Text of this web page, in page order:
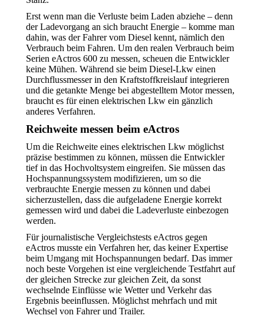
Erst wenn man die Verluste beim Laden abziehe – denn
der Ladevorgang an sich braucht Energie – komme man
dahin, was der Fahrer vom Diesel kennt, nämlich den
Verbrauch beim Fahren. Um den realen Verbrauch beim
Serien eActros 600 zu messen, scheuen die Entwickler
keine Mühen. Während sie beim Diesel-Lkw einen
Durchflussmesser in den Kraftstoffkreislauf integrieren
und die getankte Menge bei abgestelltem Motor messen,
braucht es für einen elektrischen Lkw ein gänzlich
anderes Verfahren.
Reichweite messen beim eActros
Um die Reichweite eines elektrischen Lkw möglichst
präzise bestimmen zu können, müssen die Entwickler
tief in das Hochvoltsystem eingreifen. Sie müssen das
Hochspannungssystem modifizieren, um so die
verbrauchte Energie messen zu können und dabei
sicherzustellen, dass die aufgeladene Energie korrekt
gemessen wird und dabei die Ladeverluste einbezogen
werden.
Für journalistische Vergleichstests eActros gegen
eActros musste ein Verfahren her, das keiner Expertise
beim Umgang mit Hochspannungen bedarf. Das immer
noch beste Vorgehen ist eine vergleichende Testfahrt auf
der gleichen Strecke zur gleichen Zeit, da sonst
wechselnde Einflüsse wie Wetter und Verkehr das
Ergebnis beeinflussen. Möglichst mehrfach und mit
Wechsel von Fahrer und Trailer.